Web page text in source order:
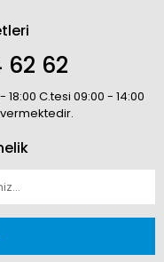
62
C.tesi 09:00 - 14:00